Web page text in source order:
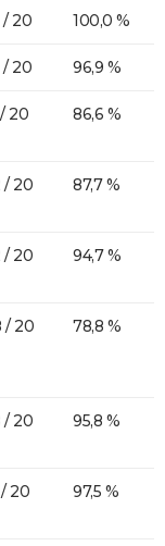
/ 20 100,0 %
/ 20 96,9 %
/ 20 86,6 %
/ 20 87,7 %
/ 20 94,7 %
/ 20 78,8 %
/ 20 95,8 %
/ 20 97,5 %